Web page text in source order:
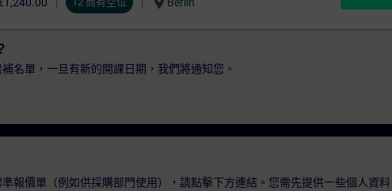
名單，一旦有新的開課日期，我們將通知您。
報價單（例如供採購部門使用），請點擊下方連結。您需先提供一些個人資